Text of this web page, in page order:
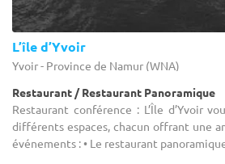
L’île d’Yvoir
Yvoir - Province de Namur (WNA)
Restaurant / Restaurant Panoramique
Restaurant conférence : L’Île d’Yvoir
différents espaces, chacun offrant une
événements : • Le restaurant